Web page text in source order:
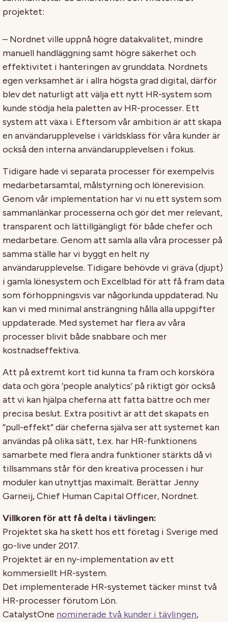
projektet:
– Nordnet ville uppnå högre datakvalitet, mindre
manuell handläggning samt högre säkerhet och
effektivitet i hanteringen av grunddata. Nordnets
egen verksamhet är i allra högsta grad digital, därför
blev det naturligt att välja ett nytt HR-system som
kunde stödja hela paletten av HR-processer. Ett
system att växa i. Eftersom vår ambition är att skapa
en användarupplevelse i världsklass för våra kunder är
också den interna användarupplevelsen i fokus.
Tidigare hade vi separata processer för exempelvis
medarbetarsamtal, målstyrning och lönerevision.
Genom vår implementation har vi nu ett system som
sammanlänkar processerna och gör det mer relevant,
transparent och lättillgängligt för både chefer och
medarbetare. Genom att samla alla våra processer på
samma ställe har vi byggt en helt ny
användarupplevelse. Tidigare behövde vi gräva (djupt)
i gamla lönesystem och Excelblad för att få fram data
som förhoppningsvis var någorlunda uppdaterad. Nu
kan vi med minimal ansträngning hålla alla uppgifter
uppdaterade. Med systemet har flera av våra
processer blivit både snabbare och mer
kostnadseffektiva.
Att på extremt kort tid kunna ta fram och korsköra
data och göra ’people analytics’ på riktigt gör också
att vi kan hjälpa cheferna att fatta bättre och mer
precisa beslut. Extra positivt är att det skapats en
”pull-effekt” där cheferna själva ser att systemet kan
användas på olika sätt, t.ex. har HR-funktionens
samarbete med flera andra funktioner stärkts då vi
tillsammans står för den kreativa processen i hur
moduler kan utnyttjas maximalt. Berättar Jenny
Garneij, Chief Human Capital Officer, Nordnet.
Villkoren för att få delta i tävlingen:
Projektet ska ha skett hos ett företag i Sverige med
go-live under 2017.
Projektet är en ny-implementation av ett
kommersiellt HR-system.
Det implementerade HR-systemet täcker minst två
HR-processer förutom Lön.
CatalystOne nominerade två kunder i tävlingen,